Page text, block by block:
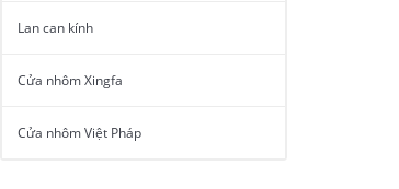
Lan can kính
Cửa nhôm Xingfa
Cửa nhôm Việt Pháp